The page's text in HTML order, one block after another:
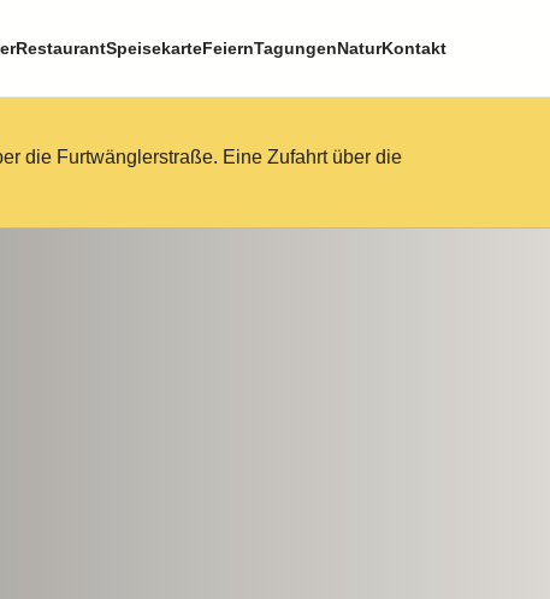
RestaurantSpeisekarteFeiernTagungenNaturKontakt
die Furtwänglerstraße. Eine Zufahrt über die